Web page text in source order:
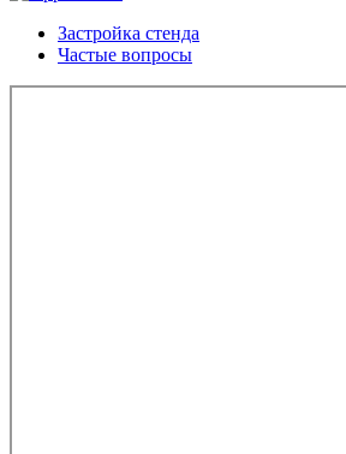
Застройка стенда
Частые вопросы